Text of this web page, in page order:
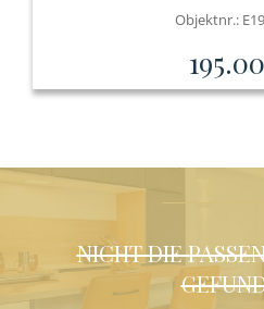
Objektnr.:
NICHT DIE